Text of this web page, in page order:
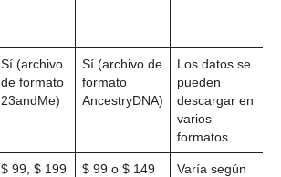
Sí (archivo
de formato
23andMe)
Sí (archivo de
formato
AncestryDNA)
Los datos se
pueden
descargar en
varios
formatos
$ 99, $ 199
$ 99 o $ 149
Varía según